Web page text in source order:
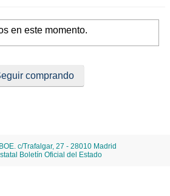
en este momento.
c/Trafalgar, 27 - 28010 Madrid
Boletín Oficial del Estado